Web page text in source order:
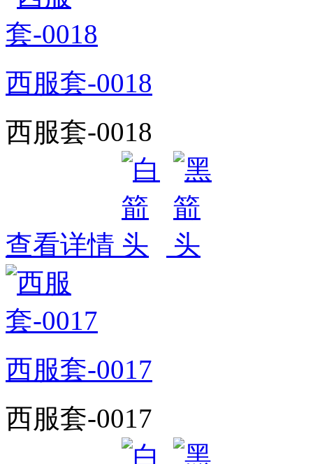
西服套-0018
西服套-0018
查看详情
西服套-0017
西服套-0017